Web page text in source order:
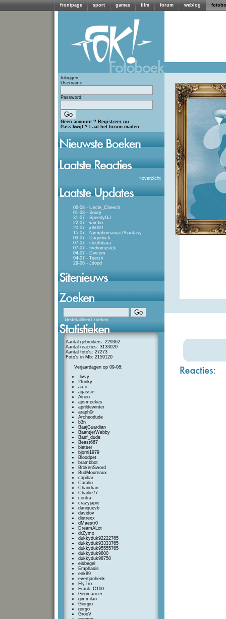
frontpage sport games film forum weblog
Inloggen:
Username:
Password:
Geen account ? Registreer nu
Pass kwijt ? Laat het forum mailen
»overzicht
06-08 - Uncle_Cheech
01-08 - Soury
31-07 - SpeedyGJ
22-07 - wimbo
20-07 - jdh009
15-07 - NymphomaniacPhantasy
09-07 - Dagoduck
07-07 - sleuthtiara
07-07 - firehomesick
04-07 - Divcom
04-07 - Teerzii
29-06 - Jdood
Gedetailleerd zoeken
Aantal gebruikers: 229362
Aantal reacties: 3133020
Aantal foto's: 27273
Foto's in Mb: 2159120
Verjaardagen op 09-08:
.livvy
2funky
aa-o
agassie
Aineo
ajrsmeekes
aprildewinter
araph0r
Archeodude
b3n
BaajGuardian
BaantjerWebby
Basf_dude
Beast667
bietser
bjorni1979
Bloodpet
brambbot
BrokenSword
BudMoureaux
capibar
Caralin
Chandran
Charlie77
contra
crazyjapie
daniquevb
davidov
distrexx
dMaestr0
DreamALot
drZymo
dukkyduk92222765
dukkyduk93333765
dukkyduk95555765
dukkyduk9800
dukkyduk98750
eisbegel
Emphasis
enk89
evertjanhenk
FlyTrix
Frank_C100
Geomancer
gimmilan
Giorgio
gorgo
GrooV